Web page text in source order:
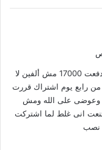
انا اشتركت ولاكن فى كيو نت ودفعت 17000 مش ألفين لا
رابع يوم اشتراك قررت
وعوضى على الله ومش
انى غلط لما اشتركت
نصب